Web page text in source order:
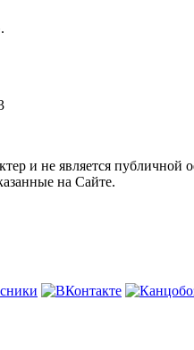
и не является публичной
на Сайте.